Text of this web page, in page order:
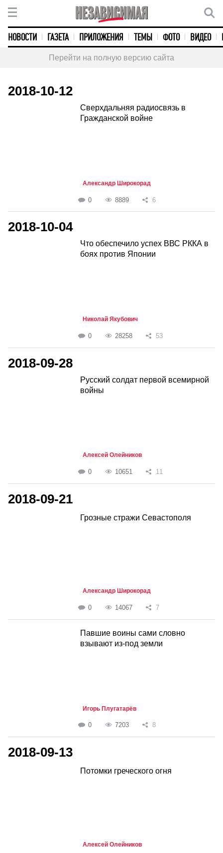
НОВОСТИ ГАЗЕТА ПРИЛОЖЕНИЯ ТЕМЫ ФОТО ВИДЕО
Перейти на полную версию сайта
2018-10-12
Сверхдальняя радиосвязь в
Гражданской войне
Александр Широкорад
0 8889 6
2018-10-04
Что обеспечило успех ВВС РККА в
боях против Японии
Николай Якубович
0 28258 53
2018-09-28
Русский солдат первой всемирной
войны
Алексей Олейников
0 10651 11
2018-09-21
Грозные стражи Севастополя
Александр Широкорад
0 14067 7
Павшие воины сами словно
взывают из-под земли
Игорь Плугатарёв
0 7203 8
2018-09-13
Потомки греческого огня
Алексей Олейников